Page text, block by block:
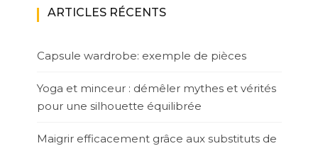
ARTICLES RÉCENTS
Capsule wardrobe: exemple de pièces
Yoga et minceur : démêler mythes et vérités
pour une silhouette équilibrée
Maigrir efficacement grâce aux substituts de